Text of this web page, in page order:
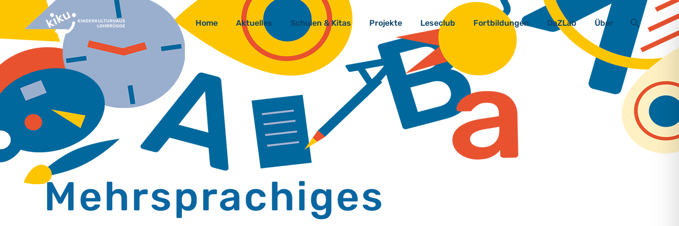
Home Aktuelles Schulen & Kitas Projekte Leseclub Fortbildungen DaZLab Über
Mehrsprachiges